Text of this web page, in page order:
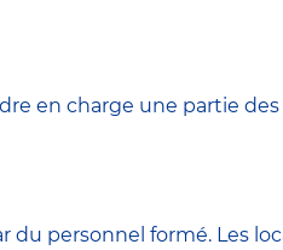
en charge une partie des
du personnel formé. Les